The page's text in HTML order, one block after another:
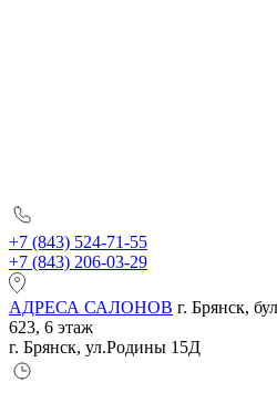
+7 (843) 524-71-55
+7 (843) 206-03-29
АДРЕСА САЛОНОВ г. Брянск,
623, 6 этаж
г. Брянск, ул.Родины 15Д